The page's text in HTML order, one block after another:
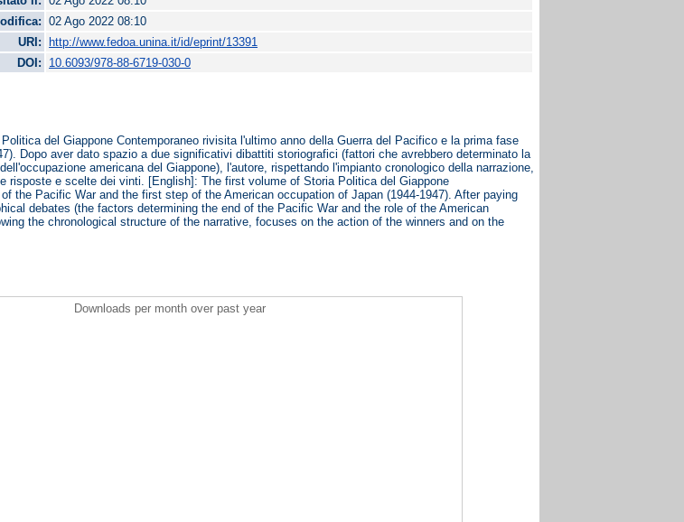
02 Ago 2022 08:10
URI:
http://www.fedoa.unina.it/id/eprint/13391
DOI:
10.6093/978-88-6719-030-0
del Giappone Contemporaneo rivisita l'ultimo anno della Guerra del Pacifico e la prima fase
Dopo aver dato spazio a due significativi dibattiti storiografici (fattori che avrebbero determinato la
americana del Giappone), l'autore, rispettando l'impianto cronologico della narrazione,
risposte e scelte dei vinti. [English]: The first volume of Storia Politica del Giappone
the Pacific War and the first step of the American occupation of Japan (1944-1947). After paying
debates (the factors determining the end of the Pacific War and the role of the American
the chronological structure of the narrative, focuses on the action of the winners and on the
Downloads per month over past year